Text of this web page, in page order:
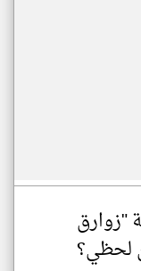
"زوارق
لحظي؟